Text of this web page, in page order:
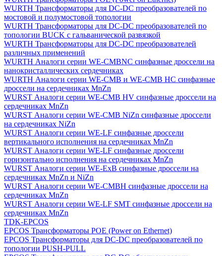
WURTH Трансформаторы для DC-DC преобразователей по
мостовой и полумостовой топологии
WURTH Трансформаторы для DC-DC преобразователей по
топологии BUCK с гальванической развязкой
WURTH Трансформаторы для DC-DC преобразователей
различных применений
WURTH Аналоги серии WE-CMBNC синфазные дроссели на
нанокристаллических сердечниках
WURTH Аналоги серии WE-CMB и WE-CMB HC синфазные
дроссели на сердечниках MnZn
WURST Аналоги серии WE-CMB HV синфазные дроссели на
сердечниках MnZn
WURST Аналоги серии WE-CMB NiZn синфазные дроссели
на сердечниках NiZn
WURST Аналоги серии WE-LF синфазные дроссели
вертикального исполнения на сердечниках MnZn
WURST Аналоги серии WE-LF синфазные дроссели
горизонтально исполнения на сердечниках MnZn
WURST Аналоги серии WE-ExB синфазные дроссели на
сердечниках MnZn и NiZn
WURST Аналоги серии WE-CMBH синфазные дроссели на
сердечниках MnZn
WURST Аналоги серии WE-LF SMT синфазные дроссели на
сердечниках MnZn
TDK-EPCOS
EPCOS Трансформаторы POE (Power on Ethernet)
EPCOS Трансформаторы для DC-DC преобразователей по
топологии PUSH-PULL